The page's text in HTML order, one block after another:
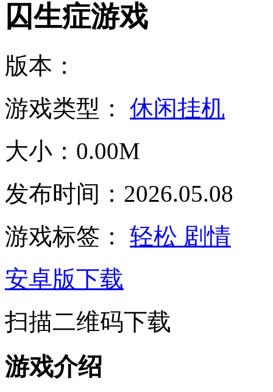
囚生症游戏
版本：
游戏类型： 休闲挂机
大小：0.00M
发布时间：2026.05.08
游戏标签： 轻松 剧情
安卓版下载
扫描二维码下载
游戏介绍